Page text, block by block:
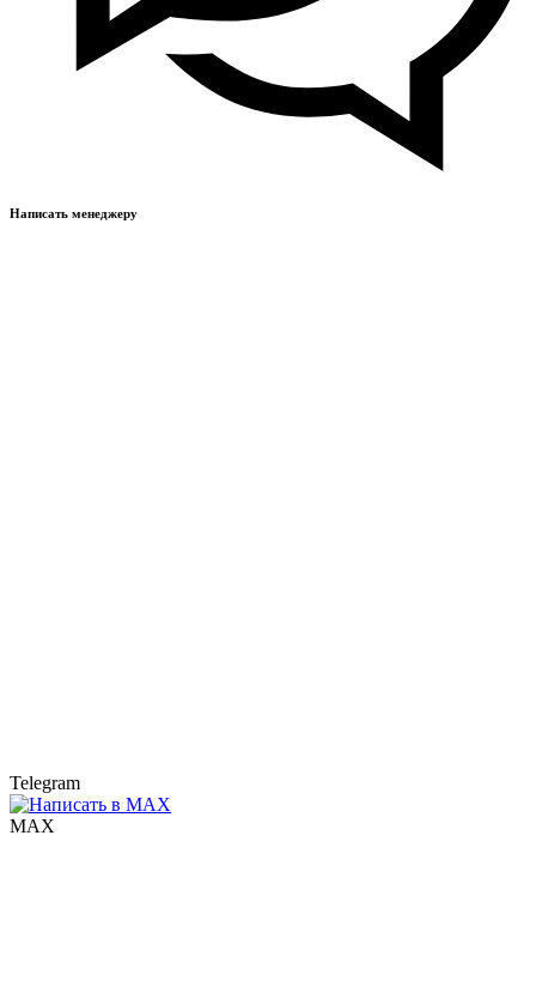
Написать менеджеру
Telegram
MAX